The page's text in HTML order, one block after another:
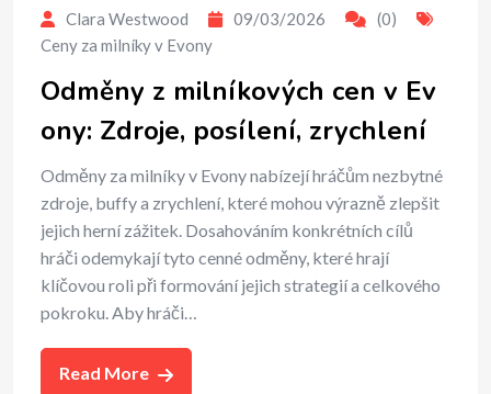
Clara Westwood 09/03/2026
(0)
Ceny za milníky v Evony
Odměny z milníkových cen v Ev
ony: Zdroje, posílení, zrychlení
Odměny za milníky v Evony nabízejí hráčům nezbytné
zdroje, buffy a zrychlení, které mohou výrazně zlepšit
jejich herní zážitek. Dosahováním konkrétních cílů
hráči odemykají tyto cenné odměny, které hrají
klíčovou roli při formování jejich strategií a celkového
pokroku. Aby hráči…
Read More